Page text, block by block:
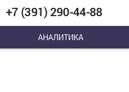
+7 (391) 290-44-88
АНАЛИТИКА